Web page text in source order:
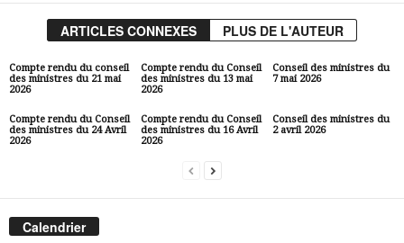
ARTICLES CONNEXES PLUS DE L'AUTEUR
Compte rendu du conseil
des ministres du 21 mai
2026
Compte rendu du Conseil
des ministres du 13 mai
2026
Conseil des ministres du
7 mai 2026
Compte rendu du Conseil
des ministres du 24 Avril
2026
Compte rendu du Conseil
des ministres du 16 Avril
2026
Conseil des ministres du
2 avril 2026
Calendrier